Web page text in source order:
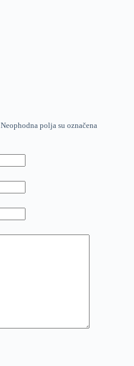
Neophodna polja su označena